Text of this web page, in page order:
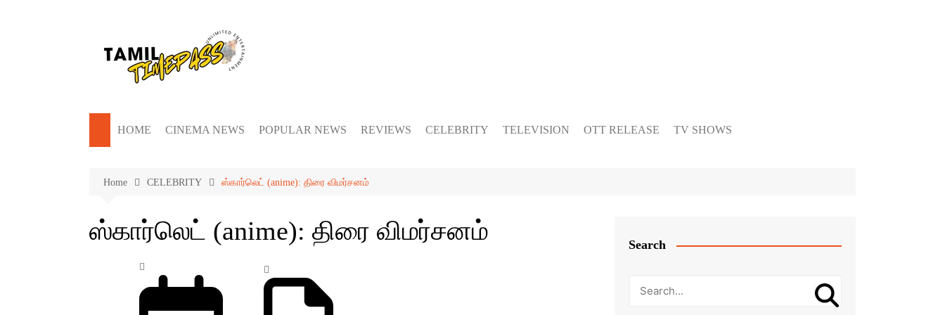
HOME CINEMA NEWS POPULAR NEWS REVIEWS CELEBRITY TELEVISION OTT RELEASE TV SHOWS
Home CELEBRITY ஸ்கார்லெட் (anime): திரை விமர்சனம்
ஸ்கார்லெட் (anime): திரை விமர்சனம் Search